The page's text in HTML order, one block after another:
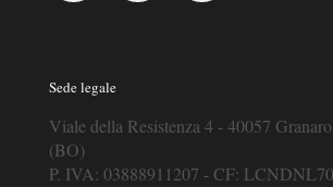
Sede legale
Viale della Resistenza 4 - 40057
(BO)
P. IVA: 03888911207 - CF: